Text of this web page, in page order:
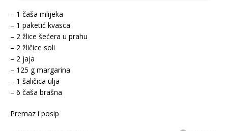
– 1 čaša mlijeka
– 1 paketić kvasca
– 2 žlice šećera u prahu
– 2 žličice soli
– 2 jaja
– 125 g margarina
– 1 šaličica ulja
– 6 čaša brašna
Premaz i posip